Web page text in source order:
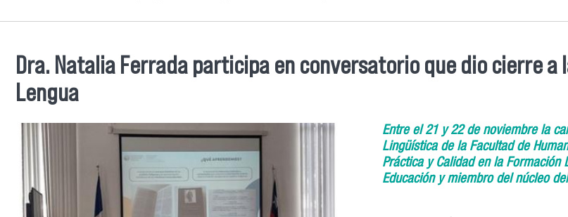
Se encuentra usted aquí
Dra. Natalia Ferrada participa en conversatorio que dio cierre a
Lengua
Entre el 21 y 22 de noviembre la
Lingüística de la Facultad de
Práctica y Calidad en la
Educación y miembro del núcleo